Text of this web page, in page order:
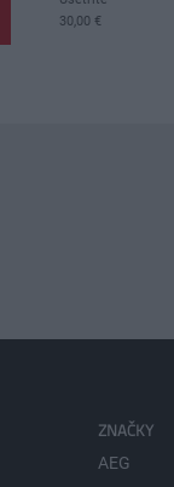
30,00 €
ZNAČKY
AEG